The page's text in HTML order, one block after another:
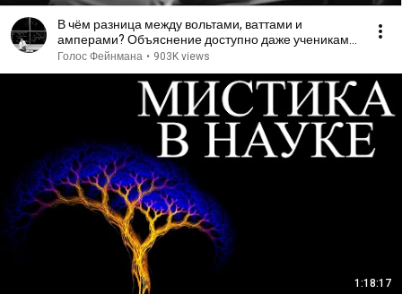
В чём разница между вольтами, ваттами и
амперами? Объяснение доступно даже ученикам
начальной школы
Голос Фейнмана • 903K views
1:18:17